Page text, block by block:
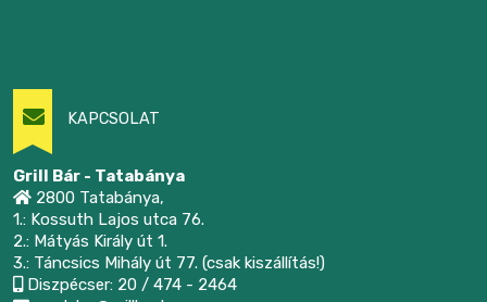
KAPCSOLAT
Grill Bár - Tatabánya
2800 Tatabánya,
1.: Kossuth Lajos utca 76.
2.: Mátyás Király út 1.
3.: Táncsics Mihály út 77. (csak kiszállítás!)
Diszpécser: 20 / 474 - 2464